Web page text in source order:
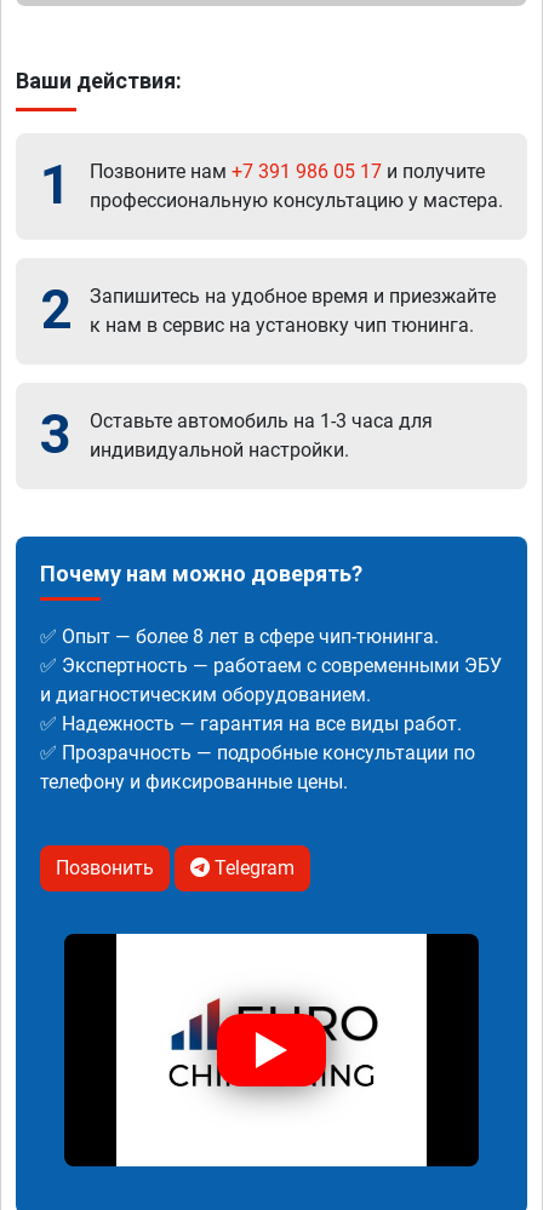
Ваши действия:
1 Позвоните нам +7 391 986 05 17 и получите
профессиональную консультацию у мастера.
2
Запишитесь на удобное время и приезжайте
к нам в сервис на установку чип тюнинга.
3
Оставьте автомобиль на 1-3 часа для
индивидуальной настройки.
Почему нам можно доверять?
✅ Опыт — более 8 лет в сфере чип-тюнинга.
✅ Экспертность — работаем с современными ЭБУ
и диагностическим оборудованием.
✅ Надежность — гарантия на все виды работ.
✅ Прозрачность — подробные консультации по
телефону и фиксированные цены.
Позвонить Telegram